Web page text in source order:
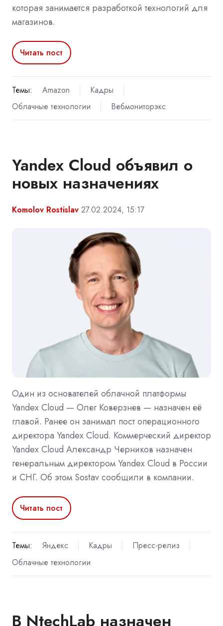
которая занимается разработкой технологий для
магазинов.
Читать пост
Темы: Amazon
Кадры
Облачные технологии
Вебмониторэкс
Yandex Cloud объявил о
новых назначениях
Komolov Rostislav 27.02.2024, 15:17
Один из основателей облачной платформы
Yandex Cloud — Олег Коверзнев — назначен её
главой. Ранее он занимал пост операционного
директора Yandex Cloud. Коммерческий директор
Yandex Cloud Александр Черников назначен
генеральным директором Yandex Cloud в России
и СНГ. Об этом Sostav сообщили в компании.
Читать пост
Темы: Яндекс Кадры
Пресс-релиз
Облачные технологии
В NtechLab назначен